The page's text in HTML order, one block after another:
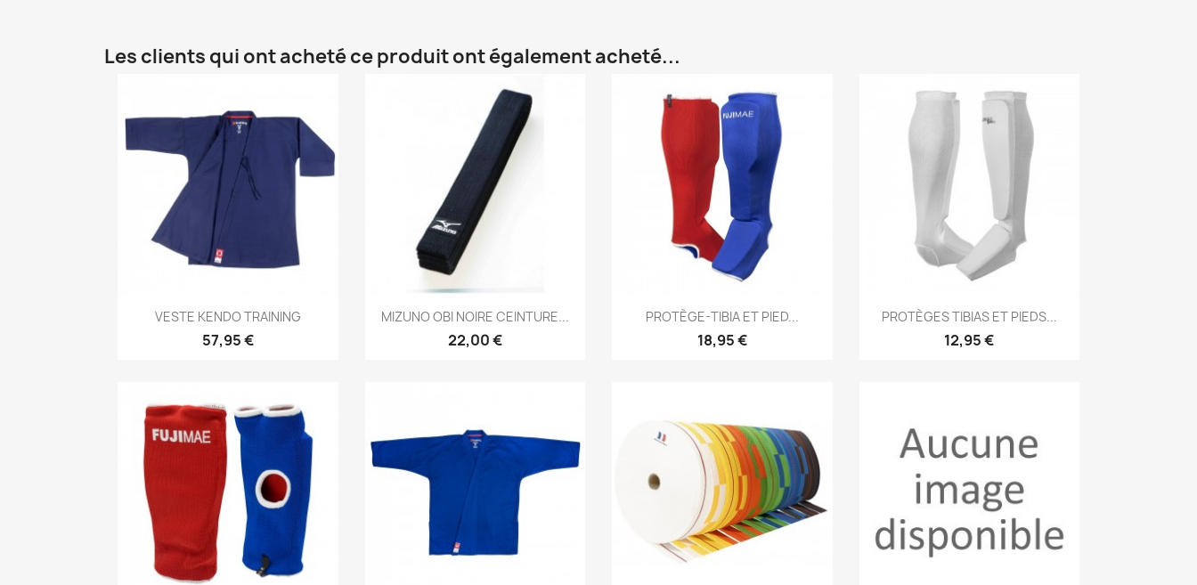
Les clients qui ont acheté ce produit ont également acheté...
Aperçu rapide
VESTE KENDO TRAINING
57,95 €
Aperçu rapide
MIZUNO OBI NOIRE CEINTURE...
22,00 €
Aperçu rapide
PROTÈGE-TIBIA ET PIED...
18,95 €
Aperçu rapide
PROTÈGES TIBIAS ET PIEDS...
12,95 €